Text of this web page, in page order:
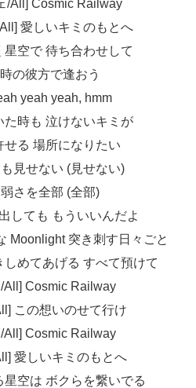
/All] Cosmic Railway
愛しいキミのもとへ
星空で 待ち合わせして
時の彼方で逢おう
yeah yeah, hmm
た時も 泣けないキミが
せる 場所になりたい
見せない (見せない)
弱さを全部 (全部)
しても もういいんだよ
Moonlight 突き刺す日々ごと
しめてあげる すべて預けて
/All] Cosmic Railway
この想いのせて行け
/All] Cosmic Railway
愛しいキミのもとへ
星空は ボクらを繋いでる